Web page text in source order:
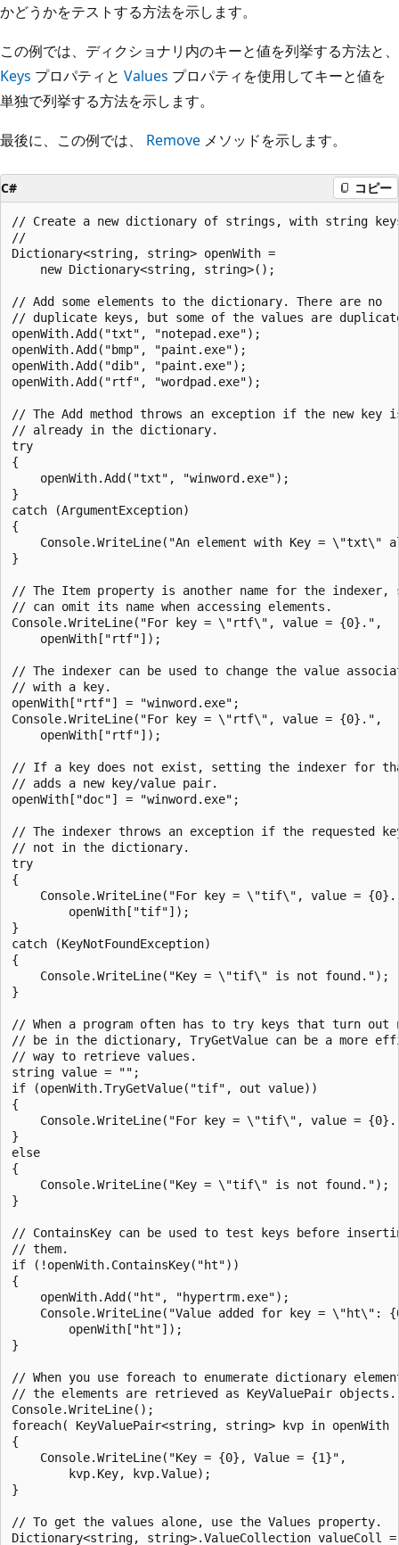
かどうかをテストする方法を示します。
この例では、ディクショナリ内のキーと値を列挙する方法と、
Keys プロパティと Values プロパティを使用してキーと値を
単独で列挙する方法を示します。
最後に、この例では、 Remove メソッドを示します。
C# コピー
// Create a new dictionary of strings, with string
//
Dictionary<string, string> openWith =
    new Dictionary<string, string>();
// Add some elements to the dictionary. There are no
// duplicate keys, but some of the values are
openWith.Add("txt", "notepad.exe");
openWith.Add("bmp", "paint.exe");
openWith.Add("dib", "paint.exe");
openWith.Add("rtf", "wordpad.exe");
// The Add method throws an exception if the new key
// already in the dictionary.
try
{
    openWith.Add("txt", "winword.exe");
}
catch (ArgumentException)
{
Console.WriteLine("An element with Key = \"txt\"
}
// The Item property is another name for the indexer,
// can omit its name when accessing elements.
Console.WriteLine("For key = \"rtf\", value = {0}.",
    openWith["rtf"]);
// The indexer can be used to change the value
// with a key.
openWith["rtf"] = "winword.exe";
Console.WriteLine("For key = \"rtf\", value = {0}.",
    openWith["rtf"]);
// If a key does not exist, setting the indexer for
// adds a new key/value pair.
openWith["doc"] = "winword.exe";
// The indexer throws an exception if the requested
// not in the dictionary.
try
{
Console.WriteLine("For key = \"tif\", value =
        openWith["tif"]);
}
catch (KeyNotFoundException)
{
    Console.WriteLine("Key = \"tif\" is not found.");
}
// When a program often has to try keys that turn out
// be in the dictionary, TryGetValue can be a more
// way to retrieve values.
string value = "";
if (openWith.TryGetValue("tif", out value))
{
Console.WriteLine("For key = \"tif\", value =
}
else
{
    Console.WriteLine("Key = \"tif\" is not found.");
}
// ContainsKey can be used to test keys before
// them.
if (!openWith.ContainsKey("ht"))
{
    openWith.Add("ht", "hypertrm.exe");
Console.WriteLine("Value added for key = \"ht\":
        openWith["ht"]);
}
// When you use foreach to enumerate dictionary
// the elements are retrieved as KeyValuePair objects.
Console.WriteLine();
foreach( KeyValuePair<string, string> kvp in openWith
{
    Console.WriteLine("Key = {0}, Value = {1}",
        kvp.Key, kvp.Value);
}
// To get the values alone, use the Values property.
Dictionary<string, string>.ValueCollection valueColl =